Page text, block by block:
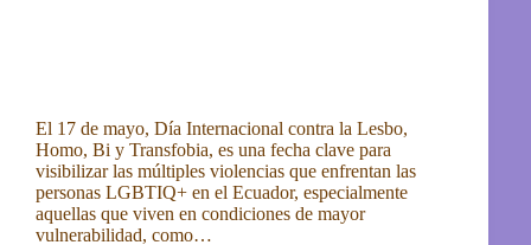
El 17 de mayo, Día Internacional contra la Lesbo,
Homo, Bi y Transfobia, es una fecha clave para
visibilizar las múltiples violencias que enfrentan las
personas LGBTIQ+ en el Ecuador, especialmente
aquellas que viven en condiciones de mayor
vulnerabilidad, como…